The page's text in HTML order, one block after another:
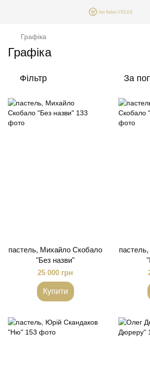
Графіка
Графіка
Фільтр За
пастель, Михайло Скобало
"Без назви"
25 000 грн
Купити